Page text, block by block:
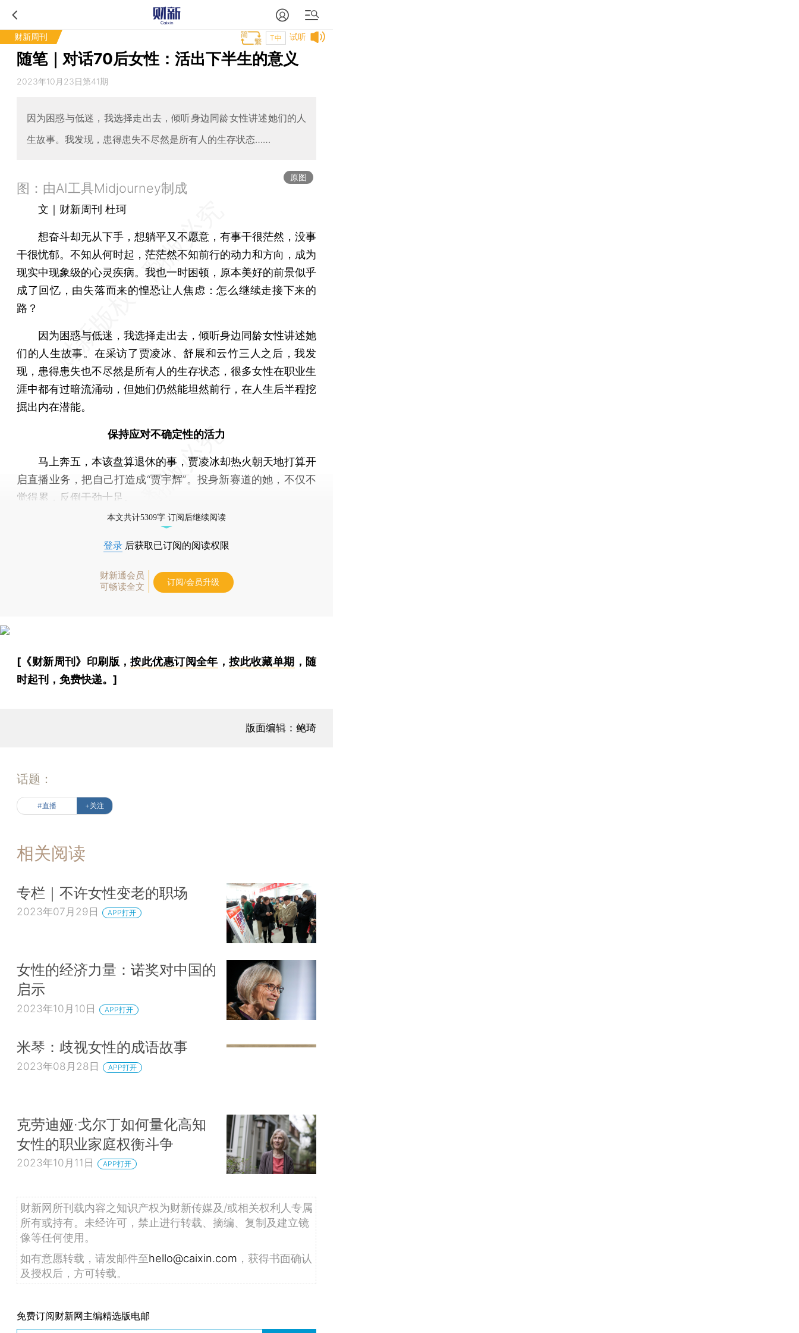
财新周刊 试听
T中
随笔｜对话70后女性：活出下半生的意义
2023年10月23日第41期
因为困惑与低迷，我选择走出去，倾听身边同龄女性讲述她们的人
生故事。我发现，患得患失不尽然是所有人的生存状态……
原图
图：由AI工具Midjourney制成
文｜财新周刊 杜珂
想奋斗却无从下手，想躺平又不愿意，有事干很茫然，没事
干很忧郁。不知从何时起，茫茫然不知前行的动力和方向，成为
现实中现象级的心灵疾病。我也一时困顿，原本美好的前景似乎
成了回忆，由失落而来的惶恐让人焦虑：怎么继续走接下来的
路？
因为困惑与低迷，我选择走出去，倾听身边同龄女性讲述她
们的人生故事。在采访了贾凌冰、舒展和云竹三人之后，我发
现，患得患失也不尽然是所有人的生存状态，很多女性在职业生
涯中都有过暗流涌动，但她们仍然能坦然前行，在人生后半程挖
掘出内在潜能。
保持应对不确定性的活力
马上奔五，本该盘算退休的事，贾凌冰却热火朝天地打算开
启直播业务，把自己打造成“贾宇辉”。投身新赛道的她，不仅不
觉得累，反倒干劲十足。
本文共计5309字 订阅后继续阅读
登录 后获取已订阅的阅读权限
财新通会员
可畅读全文
订阅/会员升级
[《财新周刊》印刷版，按此优惠订阅全年 ，按此收藏单期 ，随
时起刊，免费快递。]
版面编辑：鲍琦
话题：
#直播 +关注
相关阅读
专栏｜不许女性变老的职场
2023年07月29日 APP打开
女性的经济力量：诺奖对中国的
启示
2023年10月10日 APP打开
米琴：歧视女性的成语故事
2023年08月28日 APP打开
克劳迪娅·戈尔丁如何量化高知
女性的职业家庭权衡斗争
2023年10月11日 APP打开
财新网所刊载内容之知识产权为财新传媒及/或相关权利人专属
所有或持有。未经许可，禁止进行转载、摘编、复制及建立镜
像等任何使用。
如有意愿转载，请发邮件至hello@caixin.com ，获得书面确认
及授权后，方可转载。
免费订阅财新网主编精选版电邮